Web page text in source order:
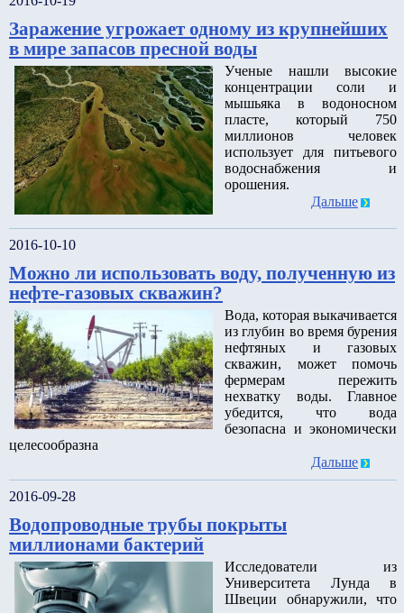
Заражение угрожает одному из крупнейших
в мире запасов пресной воды
Ученые нашли высокие
концентрации соли и
мышьяка в водоносном
пласте, который 750
миллионов человек
использует для питьевого
водоснабжения и
орошения.
Дальше
2016-10-10
Можно ли использовать воду, полученную из
нефте-газовых скважин?
Вода, которая выкачивается
из глубин во время бурения
нефтяных и газовых
скважин, может помочь
фермерам пережить
нехватку воды. Главное
убедится, что вода
безопасна и экономически
целесообразна
Дальше
2016-09-28
Водопроводные трубы покрыты
миллионами бактерий
Исследователи из
Университета Лунда в
Швеции обнаружили, что